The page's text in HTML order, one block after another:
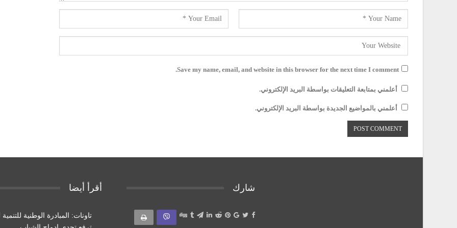
Save my name, email, and website in this browser for the next time I comment.
أعلمني بمتابعة التعليقات بواسطة البريد الإلكتروني.
أعلمني بالمواضيع الجديدة بواسطة البريد الإلكتروني.
شارك أقرأ أيضا
تاونات: المبادرة الوطنية